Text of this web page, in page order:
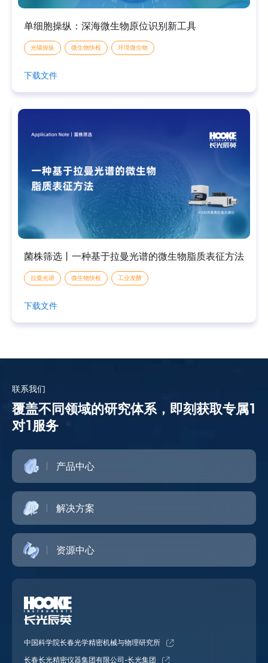
单细胞操纵：深海微生物原位识别新工具
光镊操纵 微生物快检 环境微生物
下载文件
菌株筛选丨一种基于拉曼光谱的微生物脂质表征方法
拉曼光谱 微生物快检 工业发酵
下载文件
联系我们
覆盖不同领域的研究体系，即刻获取专属1
对1服务
产品中心
解决方案
资源中心
中国科学院长春光学精密机械与物理研究所
长春长光精密仪器集团有限公司-长光集团